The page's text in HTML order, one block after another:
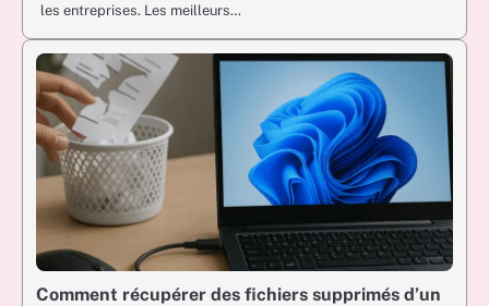
les entreprises. Les meilleurs…
Comment récupérer des fichiers supprimés d’un